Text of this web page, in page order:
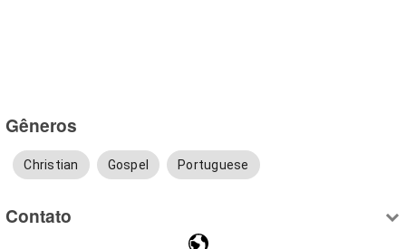
Gêneros
Christian Gospel Portuguese
Contato